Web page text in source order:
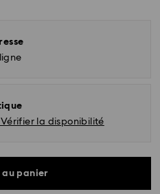
la disponibilité
panier